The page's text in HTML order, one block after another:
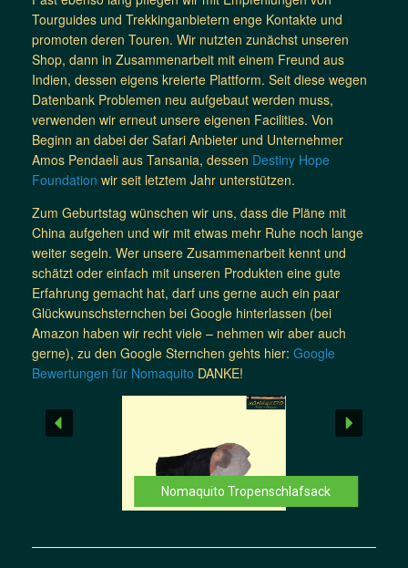
Tourguides und Trekkinganbietern enge Kontakte und
promoten deren Touren. Wir nutzten zunächst unseren
Shop, dann in Zusammenarbeit mit einem Freund aus
Indien, dessen eigens kreierte Plattform. Seit diese wegen
Datenbank Problemen neu aufgebaut werden muss,
verwenden wir erneut unsere eigenen Facilities. Von
Beginn an dabei der Safari Anbieter und Unternehmer
Amos Pendaeli aus Tansania, dessen Destiny Hope
Foundation wir seit letztem Jahr unterstützen.
Zum Geburtstag wünschen wir uns, dass die Pläne mit
China aufgehen und wir mit etwas mehr Ruhe noch lange
weiter segeln. Wer unsere Zusammenarbeit kennt und
schätzt oder einfach mit unseren Produkten eine gute
Erfahrung gemacht hat, darf uns gerne auch ein paar
Glückwunschsternchen bei Google hinterlassen (bei
Amazon haben wir recht viele – nehmen wir aber auch
gerne), zu den Google Sternchen gehts hier: Google
Bewertungen für Nomaquito DANKE!
Nomaquito Tropenschlafsack